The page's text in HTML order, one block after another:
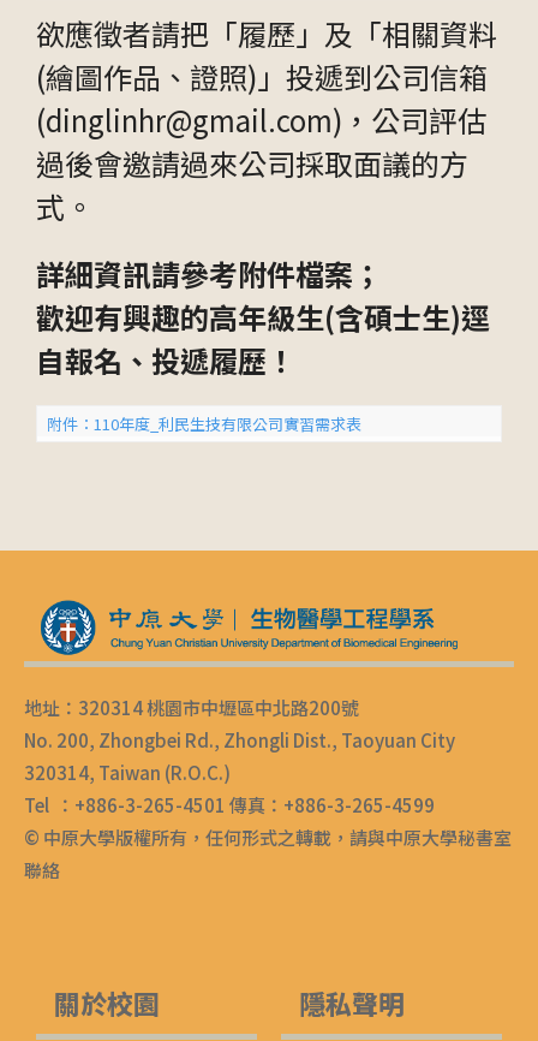
欲應徵者請把「履歷」及「相關資料
(繪圖作品、證照)」投遞到公司信箱
(dinglinhr@gmail.com)，公司評估
過後會邀請過來公司採取面議的方
式。
詳細資訊請參考附件檔案；
歡迎有興趣的高年級生(含碩士生)逕
自報名、投遞履歷！
附件：110年度_利民生技有限公司實習需求表
地址：320314 桃園市中壢區中北路200號
No. 200, Zhongbei Rd., Zhongli Dist., Taoyuan City
320314, Taiwan (R.O.C.)
Tel ：+886-3-265-4501 傳真：+886-3-265-4599
© 中原大學版權所有，任何形式之轉載，請與中原大學秘書室
聯絡
關於校園 隱私聲明